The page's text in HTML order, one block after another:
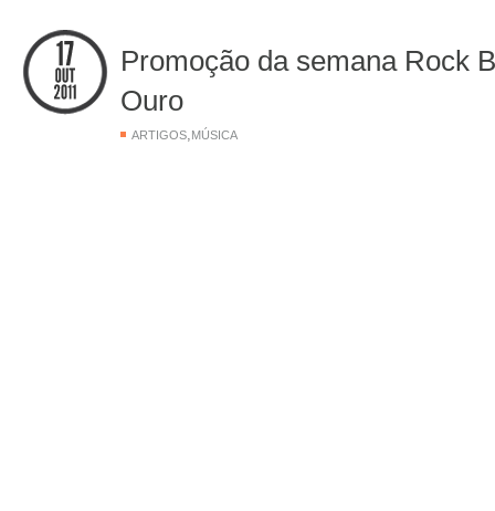
Promoção da semana Rock
Ouro
ARTIGOS, MÚSICA